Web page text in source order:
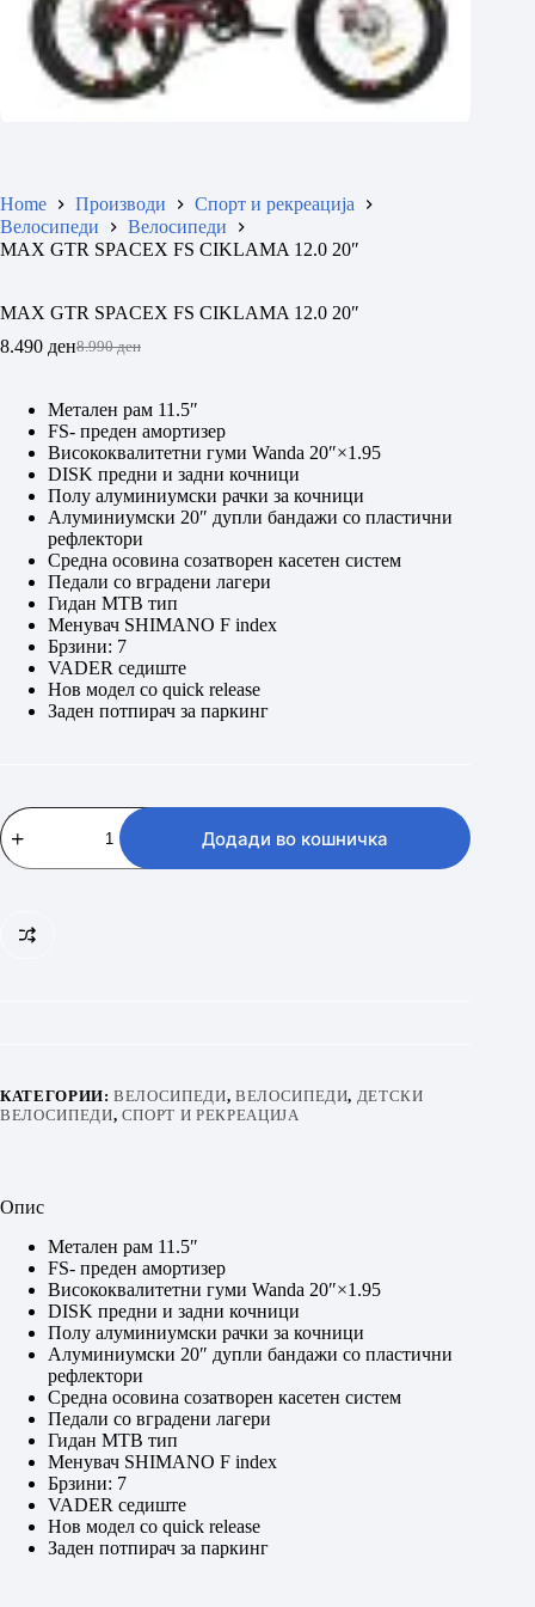
Home Производи
Спорт и рекреација
Велосипеди
Велосипеди
MAX GTR SPACEX FS CIKLAMA 12.0 20″
MAX GTR SPACEX FS CIKLAMA 12.0 20″
8.990ден
Original
8.990 ден.
8.490 денCurrent
8.490 ден.
Метален рам 11.5″
FS- преден амортизер
Висококвалитетни гуми Wanda 20″×1.95
DISK предни и задни кочници
Полу алуминиумски рачки за кочници
Алуминиумски 20″ дупли бандажи со пластични
рефлектори
Средна осовина созатворен касетен систем
Педали со вградени лагери
Гидан MTB тип
Менувач SHIMANO F index
Брзини: 7
VADER седиште
Нов модел со quick release
Заден потпирач за паркинг
MAX
GTR
SPACEX
20″
Додади во кошничка
КАТЕГОРИИ:ВЕЛОСИПЕДИ, ВЕЛОСИПЕДИ, ДЕТСКИ
ВЕЛОСИПЕДИ, СПОРТ И РЕКРЕАЦИЈА
Опис
Метален рам 11.5″
FS- преден амортизер
Висококвалитетни гуми Wanda 20″×1.95
DISK предни и задни кочници
Полу алуминиумски рачки за кочници
Алуминиумски 20″ дупли бандажи со пластични
рефлектори
Средна осовина созатворен касетен систем
Педали со вградени лагери
Гидан MTB тип
Менувач SHIMANO F index
Брзини: 7
VADER седиште
Нов модел со quick release
Заден потпирач за паркинг